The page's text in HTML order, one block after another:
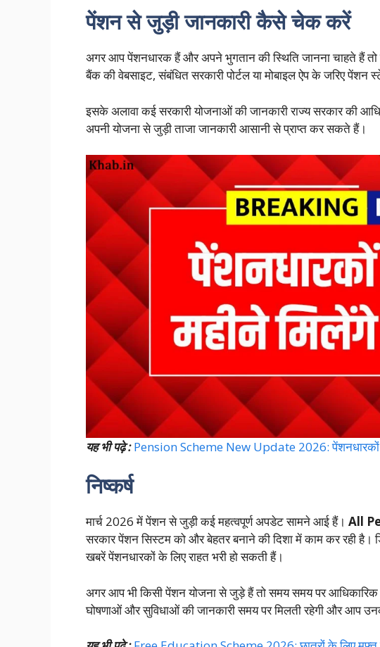
पेंशन से जुड़ी जानकारी कैसे चेक करें
अगर आप पेंशनधारक हैं और अपने भुगतान की स्थिति जानना चाहते हैं
बैंक की वेबसाइट, संबंधित सरकारी पोर्टल या मोबाइल ऐप के जरिए
इसके अलावा कई सरकारी योजनाओं की जानकारी राज्य सरकार की
अपनी योजना से जुड़ी ताजा जानकारी आसानी से प्राप्त कर सकते हैं।
यह भी पढ़े : Pension Scheme New Update 2026: पेंशनधारकों
निष्कर्ष
मार्च 2026 में पेंशन से जुड़ी कई महत्वपूर्ण अपडेट सामने आई हैं। All
सरकार पेंशन सिस्टम को और बेहतर बनाने की दिशा में काम कर रही है।
खबरें पेंशनधारकों के लिए राहत भरी हो सकती हैं।
अगर आप भी किसी पेंशन योजना से जुड़े हैं तो समय समय पर
घोषणाओं और सुविधाओं की जानकारी समय पर मिलती रहेगी और आप